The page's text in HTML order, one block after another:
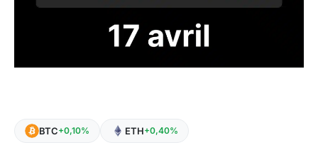
BTC+0,10% ETH+0,40%